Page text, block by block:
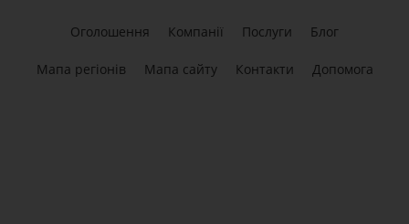
Оголошення Компанії Послуги Блог
Мапа регіонів Мапа сайту Контакти Допомога